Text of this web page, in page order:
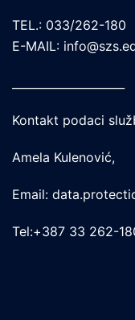
TEL.: 033/262-180
E-MAIL:
Kontakt podaci
Amela Kulenović,
Email:
Tel:+387 33 262-